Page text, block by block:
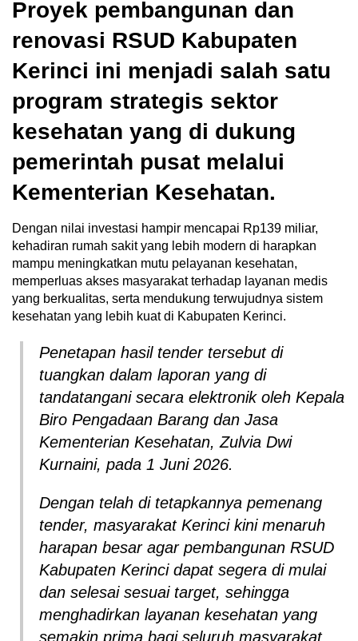
Proyek pembangunan dan
renovasi RSUD Kabupaten
Kerinci ini menjadi salah satu
program strategis sektor
kesehatan yang di dukung
pemerintah pusat melalui
Kementerian Kesehatan.
Dengan nilai investasi hampir mencapai Rp139 miliar,
kehadiran rumah sakit yang lebih modern di harapkan
mampu meningkatkan mutu pelayanan kesehatan,
memperluas akses masyarakat terhadap layanan medis
yang berkualitas, serta mendukung terwujudnya sistem
kesehatan yang lebih kuat di Kabupaten Kerinci.
Penetapan hasil tender tersebut di
tuangkan dalam laporan yang di
tandatangani secara elektronik oleh Kepala
Biro Pengadaan Barang dan Jasa
Kementerian Kesehatan, Zulvia Dwi
Kurnaini, pada 1 Juni 2026.
Dengan telah di tetapkannya pemenang
tender, masyarakat Kerinci kini menaruh
harapan besar agar pembangunan RSUD
Kabupaten Kerinci dapat segera di mulai
dan selesai sesuai target, sehingga
menghadirkan layanan kesehatan yang
semakin prima bagi seluruh masyarakat